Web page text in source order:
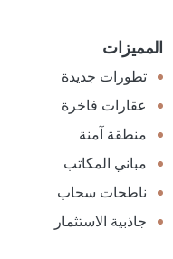
المميزات
تطورات جديدة
عقارات فاخرة
منطقة آمنة
مباني المكاتب
ناطحات سحاب
جاذبية الاستثمار